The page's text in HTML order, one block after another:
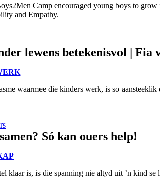
Camp encouraged young boys to
and Empathy.
lewens betekenisvol | Fia
waarmee die kinders werk, is so
Só kan ouers help!
klaar is, is die spanning nie altyd uit ’n kind